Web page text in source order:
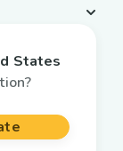
States